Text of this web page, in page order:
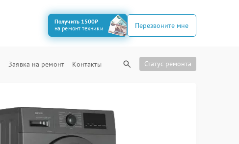
Получить 1500₽
на ремонт техники
Перезвоните мне
Заявка на ремонт Контакты Статус ремонта